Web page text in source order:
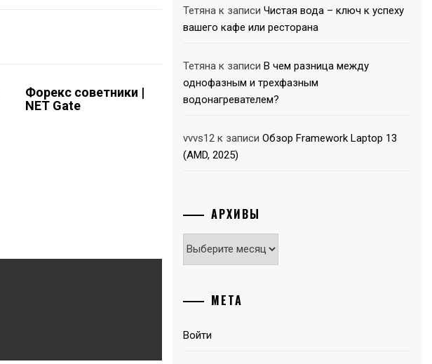
Форекс советники |
NET Gate
Тетяна к записиЧистая вода – ключ к успеху
вашего кафе или ресторана
Тетяна к записиВ чем разница между
однофазным и трехфазным
водонагревателем?
vvvs12 к записиОбзор Framework Laptop 13
(AMD, 2025)
АРХИВЫ
Архивы
МЕТА
Войти